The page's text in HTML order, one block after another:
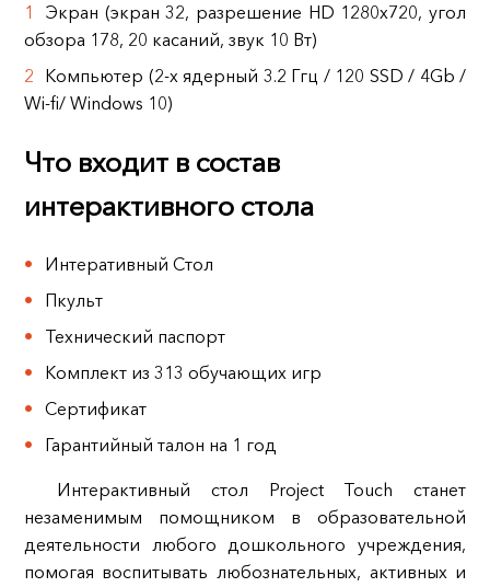
Экран (экран 32, разрешение HD 1280x720, угол
обзора 178, 20 касаний, звук 10 Вт)
Компьютер (2-х ядерный 3.2 Ггц / 120 SSD / 4Gb /
Wi-fi/ Windows 10)
Что входит в состав
интерактивного стола
Интеративный Стол
Пкульт
Технический паспорт
Комплект из 313 обучающих игр
Сертификат
Гарантийный талон на 1 год
Интерактивный стол Project Touch станет
незаменимым помощником в образовательной
деятельности любого дошкольного учреждения,
помогая воспитывать любознательных, активных и